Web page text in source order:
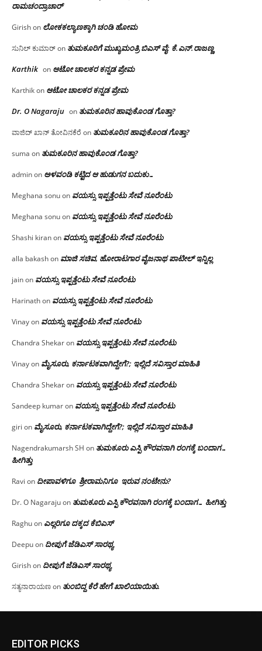
ರಾಮಚಂದ್ರಾಚಾರ್
Girishon ಲೋಕಕಲ್ಯಾಣಕ್ಕಾಗಿ ಚಂಡಿ ಹೋಮ
ಸುನಿಲ್ ಕುಮಾರ್on ತುಮಕೂರಿಗೆ ಮುಖ್ಯಮಂತ್ರಿ ಬಿಎಸ್ ವೈ: ಕೆ.ಎನ್.ರಾಜಣ್ಣ
Karthik on ಆಟೋ ಚಾಲಕರ ಕನ್ನಡ ಪ್ರೇಮ
Karthikon ಆಟೋ ಚಾಲಕರ ಕನ್ನಡ ಪ್ರೇಮ
Dr. O Nagaraju on ತುಮಕೂರಿನ ಹಾವುಕೊಂಡ ಗೊತ್ತಾ?
ವಾಜಿದ್ ಖಾನ್ ತೋವಿನಕೆರೆ on ತುಮಕೂರಿನ ಹಾವುಕೊಂಡ ಗೊತ್ತಾ?
suma on ತುಮಕೂರಿನ ಹಾವುಕೊಂಡ ಗೊತ್ತಾ?
adminon ಅಳವಂಡಿ ಕಟ್ಟಿದ ಆ ಹುಡುಗನ ಬದುಕು…
Meghana sonuon ವಯಸ್ಸು ಇಪ್ಪತ್ತೆಂಟು ಸೇವೆ ನೂರೆಂಟು
Meghana sonuon ವಯಸ್ಸು ಇಪ್ಪತ್ತೆಂಟು ಸೇವೆ ನೂರೆಂಟು
Shashi kiranon ವಯಸ್ಸು ಇಪ್ಪತ್ತೆಂಟು ಸೇವೆ ನೂರೆಂಟು
alla bakashon ಮಾಜಿ ಸಚಿವ, ಹೋರಾಟಗಾರ ವೈಜನಾಥ ಪಾಟೀಲ್ ಇನ್ನಿಲ್ಲ
jainon ವಯಸ್ಸು ಇಪ್ಪತ್ತೆಂಟು ಸೇವೆ ನೂರೆಂಟು
Harinathon ವಯಸ್ಸು ಇಪ್ಪತ್ತೆಂಟು ಸೇವೆ ನೂರೆಂಟು
Vinayon ವಯಸ್ಸು ಇಪ್ಪತ್ತೆಂಟು ಸೇವೆ ನೂರೆಂಟು
Chandra Shekaron ವಯಸ್ಸು ಇಪ್ಪತ್ತೆಂಟು ಸೇವೆ ನೂರೆಂಟು
Vinayon ಮೈಸೂರು, ಕರ್ನಾಟಕವಾಗಿದ್ದೇಗೆ?; ಇಲ್ಲಿದೆ ಸವಿಸ್ತಾರ ಮಾಹಿತಿ
Chandra Shekaron ವಯಸ್ಸು ಇಪ್ಪತ್ತೆಂಟು ಸೇವೆ ನೂರೆಂಟು
Sandeep kumaron ವಯಸ್ಸು ಇಪ್ಪತ್ತೆಂಟು ಸೇವೆ ನೂರೆಂಟು
giri on ಮೈಸೂರು, ಕರ್ನಾಟಕವಾಗಿದ್ದೇಗೆ?; ಇಲ್ಲಿದೆ ಸವಿಸ್ತಾರ ಮಾಹಿತಿ
Nagendrakumarsh SH on ತುಮಕೂರು ಎಸ್ಪಿ ಕೌರವನಾಗಿ ರಂಗಕ್ಕೆ ಬಂದಾಗ…
ಹೀಗಿತ್ತು
Ravi on ದೀಪಾವಳಿಗೂ ಶ್ರೀರಾಮನಿಗೂ ಇರುವ ನಂಟೇನು?
Dr. O Nagarajuon ತುಮಕೂರು ಎಸ್ಪಿ ಕೌರವನಾಗಿ ರಂಗಕ್ಕೆ ಬಂದಾಗ… ಹೀಗಿತ್ತು
Raghuon ಎಲ್ಲರಿಗೂ ದಕ್ಕದ ಕೆಬಿಎಸ್
Deepuon ದೀಪುಗೆ ಜೆಡಿಎಸ್ ಸಾರಥ್ಯ
Girishon ದೀಪುಗೆ ಜೆಡಿಎಸ್ ಸಾರಥ್ಯ
ಸತ್ಯನಾರಾಯಣon ತುಂಬಿದ್ದ ಕೆರೆ ಹೇಗೆ ಖಾಲಿಯಾಯಿತು.
EDITOR PICKS